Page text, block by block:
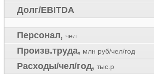
Долг/EBITDA
Персонал, чел
Произв.труда, млн руб/чел/год
Расходы/чел/год, тыс.р